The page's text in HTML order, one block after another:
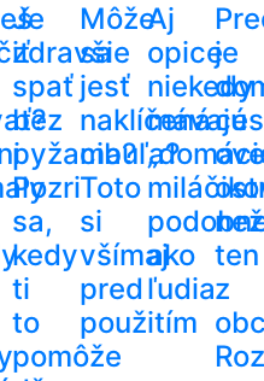
Je
zdravšie
spať
bez
pyžama?
Pozri
sa,
kedy
ti
to
pomôže
Môže
sa
jesť
naklíčená
cibuľa?
Toto
si
všímaj
pred
použitím
Aj
opice
niekedy
mávajú
ako
ľudia
je
než
ten
z